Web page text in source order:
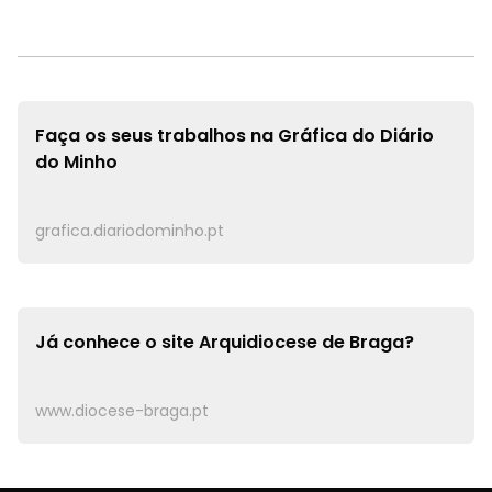
Faça os seus trabalhos na Gráfica do Diário
do Minho
grafica.diariodominho.pt
Já conhece o siteArquidiocese de Braga?
www.diocese-braga.pt